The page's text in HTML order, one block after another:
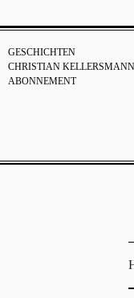
GESCHICHTEN
CHRISTIAN KELLERSMANN
ABONNEMENT